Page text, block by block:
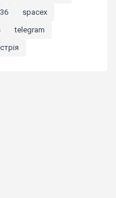
spacex
telegram